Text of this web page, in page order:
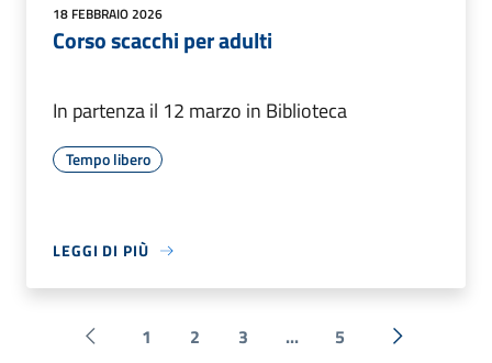
18 FEBBRAIO 2026
Corso scacchi per adulti
In partenza il 12 marzo in Biblioteca
Tempo libero
LEGGI DI PIÙ
Pagina precedente
1 2 3 ... 5 Successiva